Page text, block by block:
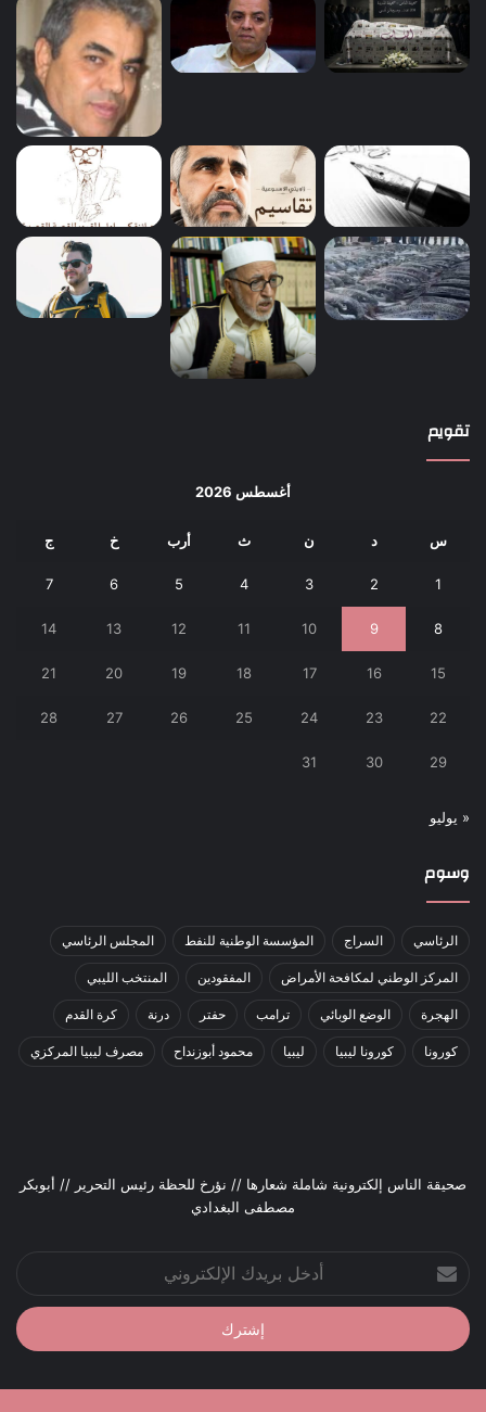
تقويم
أغسطس 2026
س د ن ث أرب خ ج
1
2
3
4
5
6
7
8
9
10
11
12
13
14
15
16
17
18
19
20
21
22
23
24
25
26
27
28
29
30
31
« يوليو
وسوم
الرئاسي السراج المؤسسة الوطنية للنفط المجلس الرئاسي
المركز الوطني لمكافحة الأمراض المفقودين المنتخب الليبي
الهجرة الوضع الوبائي ترامب حفتر درنة كرة القدم
كورونا كورونا ليبيا ليبيا محمود أبوزنداح مصرف ليبيا المركزي
صحيقة الناس إلكترونية شاملة شعارها // نؤرخ للحظة رئيس التحرير // أبوبكر
مصطفى البغدادي
بريدك
الإلكتروني